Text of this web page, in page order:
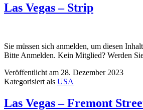
Las Vegas – Strip
Sie müssen sich anmelden, um diesen
Bitte Anmelden. Kein Mitglied? Werden
Veröffentlicht am 28. Dezember 2023
Kategorisiert als USA
Las Vegas – Fremont